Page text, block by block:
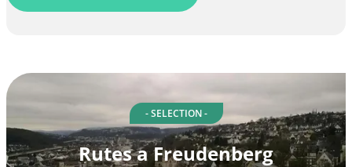
- SELECTION -
Rutes a Freudenberg